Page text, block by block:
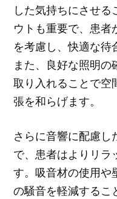
した気持ちにさせ
ウトも重要で、患者
を考慮し、快適な待
また、良好な照明の
取り入れることで空
張を和らげます。
さらに音響に配慮し
で、患者はよりリラ
す。吸音材の使用や
の騒音を軽減するこ